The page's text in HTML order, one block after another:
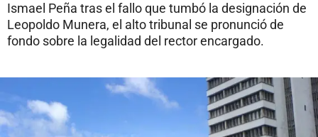
Ismael Peña tras el fallo que tumbó la designación de
Leopoldo Munera, el alto tribunal se pronunció de
fondo sobre la legalidad del rector encargado.